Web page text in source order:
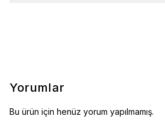
Yorumlar
Bu ürün için henüz yorum yapılmamış.